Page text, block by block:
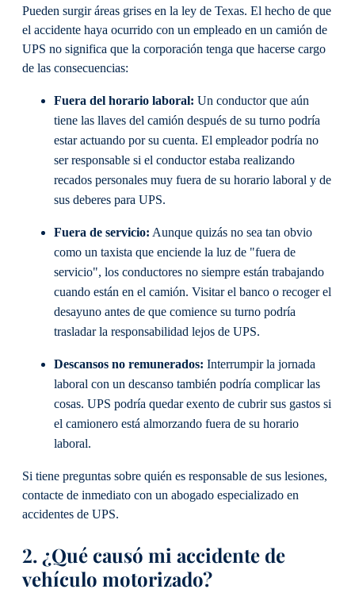
Pueden surgir áreas grises en la ley de Texas. El hecho de que
el accidente haya ocurrido con un empleado en un camión de
UPS no significa que la corporación tenga que hacerse cargo
de las consecuencias:
Fuera del horario laboral: Un conductor que aún
tiene las llaves del camión después de su turno podría
estar actuando por su cuenta. El empleador podría no
ser responsable si el conductor estaba realizando
recados personales muy fuera de su horario laboral y de
sus deberes para UPS.
Fuera de servicio: Aunque quizás no sea tan obvio
como un taxista que enciende la luz de "fuera de
servicio", los conductores no siempre están trabajando
cuando están en el camión. Visitar el banco o recoger el
desayuno antes de que comience su turno podría
trasladar la responsabilidad lejos de UPS.
Descansos no remunerados: Interrumpir la jornada
laboral con un descanso también podría complicar las
cosas. UPS podría quedar exento de cubrir sus gastos si
el camionero está almorzando fuera de su horario
laboral.
Si tiene preguntas sobre quién es responsable de sus lesiones,
contacte de inmediato con un abogado especializado en
accidentes de UPS.
2. ¿Qué causó mi accidente de
vehículo motorizado?